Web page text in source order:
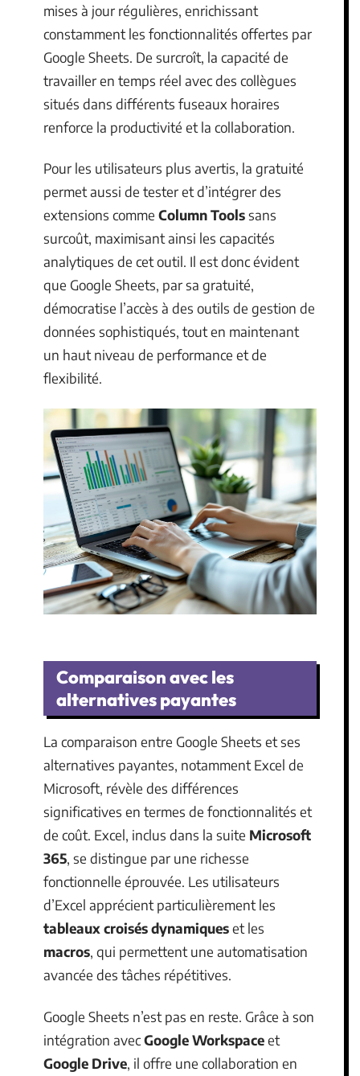
mises à jour régulières, enrichissant
constamment les fonctionnalités offertes par
Google Sheets. De surcroît, la capacité de
travailler en temps réel avec des collègues
situés dans différents fuseaux horaires
renforce la productivité et la collaboration.
Pour les utilisateurs plus avertis, la gratuité
permet aussi de tester et d’intégrer des
extensions comme Column Toolssans
surcoût, maximisant ainsi les capacités
analytiques de cet outil. Il est donc évident
que Google Sheets, par sa gratuité,
démocratise l’accès à des outils de gestion de
données sophistiqués, tout en maintenant
un haut niveau de performance et de
flexibilité.
Comparaison avec les
alternatives payantes
La comparaison entre Google Sheets et ses
alternatives payantes, notamment Excel de
Microsoft, révèle des différences
significatives en termes de fonctionnalités et
de coût. Excel, inclus dans la suite Microsoft
365, se distingue par une richesse
fonctionnelle éprouvée. Les utilisateurs
d’Excel apprécient particulièrement les
tableaux croisés dynamiqueset les
macros, qui permettent une automatisation
avancée des tâches répétitives.
Google Sheets n’est pas en reste. Grâce à son
intégration avecGoogle Workspaceet
Google Drive, il offre une collaboration en